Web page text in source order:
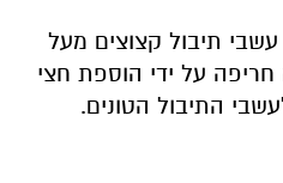
תיבול קצוצים מעל
על ידי הוספת חצי
התיבול הטונים.